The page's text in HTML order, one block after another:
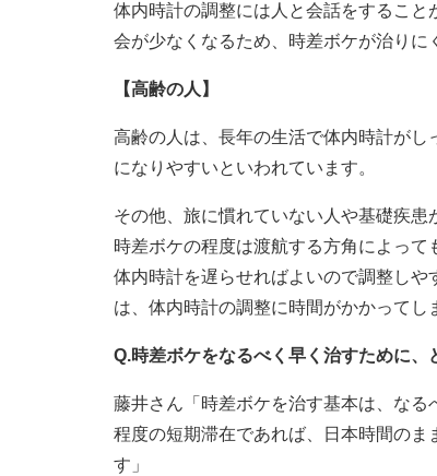
体内時計の調整には人と会話をするこ
会が少なくなるため、時差ボケが治りに
【高齢の人】
高齢の人は、長年の生活で体内時計が
になりやすいといわれています。
その他、旅に慣れていない人や基礎疾患
時差ボケの程度は渡航する方角によって
体内時計を遅らせればよいので調整しや
は、体内時計の調整に時間がかかってし
Q.時差ボケをなるべく早く治すために、
藤井さん「時差ボケを治す基本は、な
程度の短期滞在であれば、日本時間の
す」